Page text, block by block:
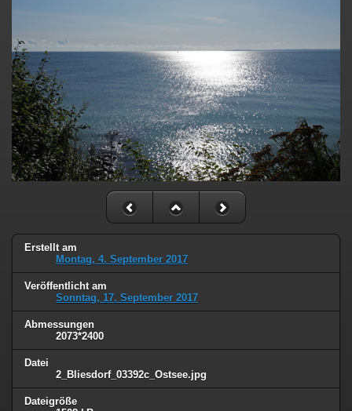
Erstellt am
Montag, 4. September 2017
Veröffentlicht am
Sonntag, 17. September 2017
Abmessungen
2073*2400
Datei
2_Bliesdorf_03392c_Ostsee.jpg
Dateigröße